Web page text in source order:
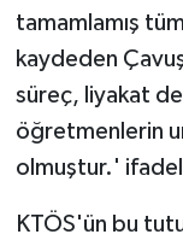
tamamlamış
kaydeden
süreç, liyakat
öğretmenlerin
olmuştur.'
KTÖS'ün bu